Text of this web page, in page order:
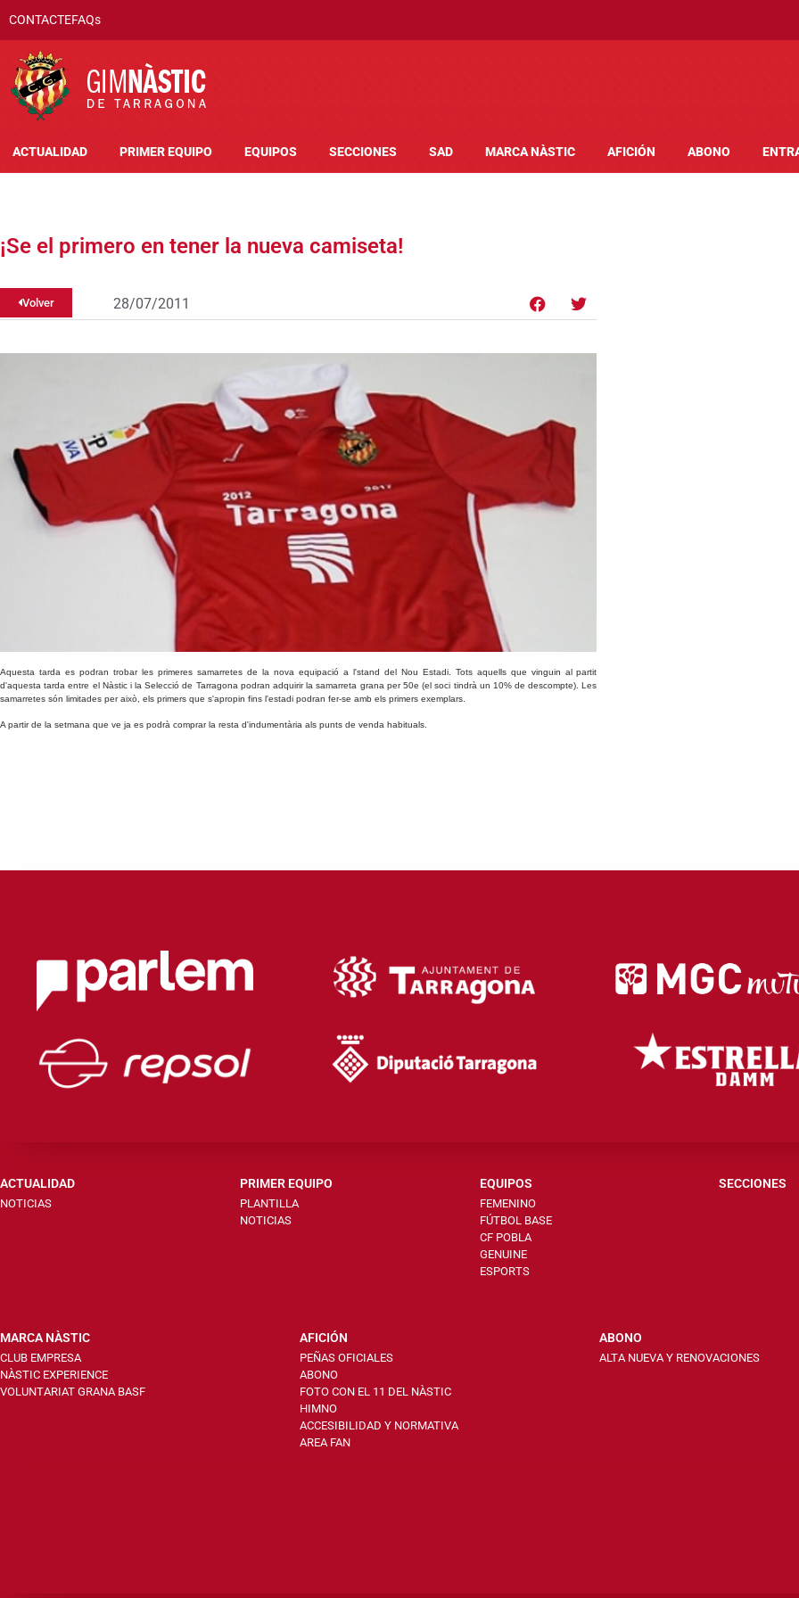
CONTACTEFAQs
ACTUALIDAD PRIMER EQUIPO EQUIPOS SECCIONES SAD MARCA NÀSTIC AFICIÓN ABONO
¡Se el primero en tener la nueva camiseta!
Volver 28/07/2011
Aquesta tarda es podran trobar les primeres samarretes de la nova equipació a l'stand del Nou Estadi. Tots aquells que vinguin al partit
d'aquesta tarda entre el Nàstic i la Selecció de Tarragona podran adquirir la samarreta grana per 50e (el soci tindrà un 10% de descompte). Les
samarretes són limitades per això, els primers que s'apropin fins l'estadi podran fer-se amb els primers exemplars.
A partir de la setmana que ve ja es podrà comprar la resta d'indumentària als punts de venda habituals.
ACTUALIDAD
NOTICIAS
PRIMER EQUIPO
PLANTILLA
NOTICIAS
EQUIPOS
FEMENINO
FÚTBOL BASE
CF POBLA
GENUINE
ESPORTS
SECCIONES
MARCA NÀSTIC
CLUB EMPRESA
NÀSTIC EXPERIENCE
VOLUNTARIAT GRANA BASF
AFICIÓN
PEÑAS OFICIALES
ABONO
FOTO CON EL 11 DEL NÀSTIC
HIMNO
ACCESIBILIDAD Y NORMATIVA
AREA FAN
ABONO
ALTA NUEVA Y RENOVACIONES